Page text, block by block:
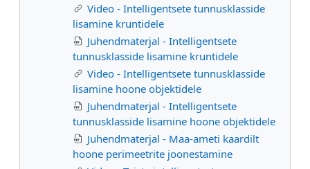
Video - Intelligentsete tunnusklasside
lisamine kruntidele
Juhendmaterjal - Intelligentsete
tunnusklasside lisamine kruntidele
Video - Intelligentsete tunnusklasside
lisamine hoone objektidele
Juhendmaterjal - Intelligentsete
tunnusklasside lisamine hoone objektidele
Juhendmaterjal - Maa-ameti kaardilt
hoone perimeetrite joonestamine